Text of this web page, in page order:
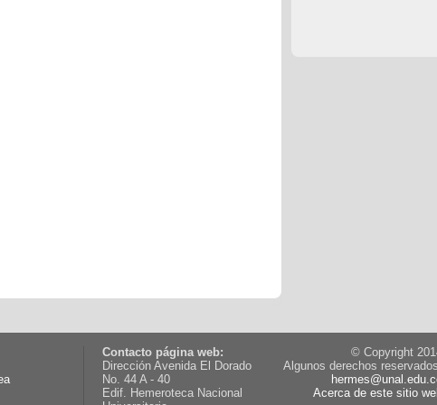
Contacto página web:
Dirección Avenida El Dorado
No. 44 A - 40
Edif. Hemeroteca Nacional
© Copyright
Algunos derechos
Acerca de este sitio